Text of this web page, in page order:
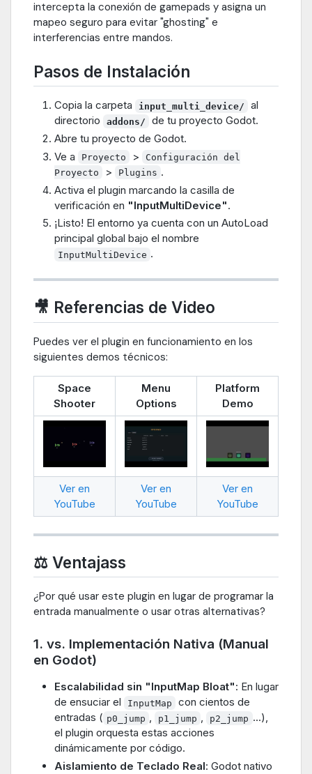
intercepta la conexión de gamepads y asigna un
mapeo seguro para evitar "ghosting" e
interferencias entre mandos.
Pasos de Instalación
Copia la carpeta input_multi_device/
al
directorio
addons/
de tu proyecto Godot.
Abre tu proyecto de Godot.
Ve a
Proyecto >
Configuración del
Proyecto
> Plugins .
Activa el plugin marcando la casilla de
verificación en "InputMultiDevice".
¡Listo! El entorno ya cuenta con un AutoLoad
principal global bajo el nombre
InputMultiDevice .
🎥 Referencias de Video
Puedes ver el plugin en funcionamiento en los
siguientes demos técnicos:
Space
Shooter
Menu
Options
Platform
Demo
Ver en
YouTube
Ver en
YouTube
Ver en
YouTube
⚖️ Ventajass
¿Por qué usar este plugin en lugar de programar la
entrada manualmente o usar otras alternativas?
1. vs. Implementación Nativa (Manual
en Godot)
Escalabilidad sin "InputMap Bloat": En lugar
de ensuciar el
InputMap
con cientos de
entradas ( p0_jump , p1_jump , p2_jump ...),
el plugin orquesta estas acciones
dinámicamente por código.
Aislamiento de Teclado Real: Godot nativo